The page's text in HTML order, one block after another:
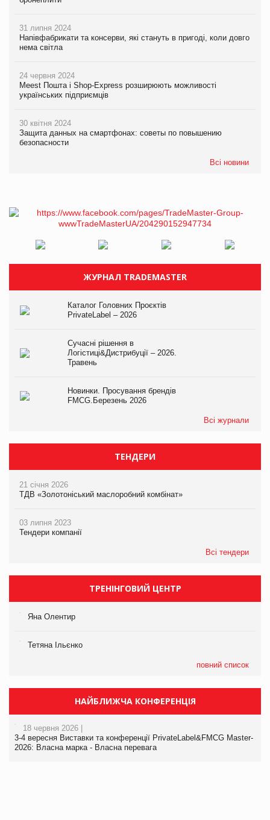
31 липня 2024
Напівфабрикати та консерви, які стануть в пригоді, коли довго
нема світла
24 червня 2024
Meest Пошта і Shop-Express розширюють можливості
українських підприємців
30 квітня 2024
Защита данных на смартфонах: советы по повышению
безопасности
Всі новини
ЖУРНАЛ TRADEMASTER
Каталог Головних Проєктів
PrivateLabel – 2026
Сучасні рішення в
Логістиці&Дистрибуції – 2026.
Травень
Новинки. Просування брендів
FMCG.Березень 2026
Всі журнали
ТЕНДЕРИ
21 січня 2026
ТДВ «Золотоніський маслоробний комбінат»
03 липня 2023
Тендери компанії
Всі тендери
ТРЕНІНГОВИЙ ЦЕНТР
Яна Олентир
Тетяна Ільєнко
повний список
НАЙБЛИЖЧА КОНФЕРЕНЦІЯ
18 червня 2026 |
3-4 вересня Виставки та конференції PrivateLabel&FMCG Master-
2026: Власна марка - Власна перевага